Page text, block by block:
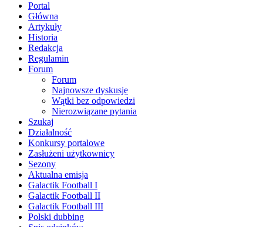
Portal
Główna
Artykuły
Historia
Redakcja
Regulamin
Forum
Forum
Najnowsze dyskusje
Wątki bez odpowiedzi
Nierozwiązane pytania
Szukaj
Działalność
Konkursy portalowe
Zasłużeni użytkownicy
Sezony
Aktualna emisja
Galactik Football I
Galactik Football II
Galactik Football III
Polski dubbing